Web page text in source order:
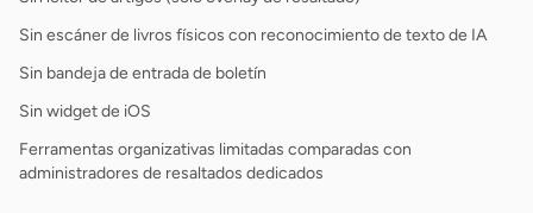
Sin escáner de livros físicos con reconocimiento de texto de IA
Sin bandeja de entrada de boletín
Sin widget de iOS
Ferramentas organizativas limitadas comparadas con
administradores de resaltados dedicados